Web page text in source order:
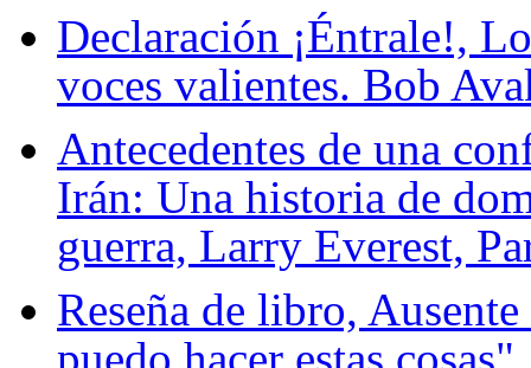
Declaración ¡Éntrale!,
voces valientes. Bob
Antecedentes de una
Irán: Una historia de
guerra, Larry Everest,
Reseña de libro,
puedo hacer estas cosas"